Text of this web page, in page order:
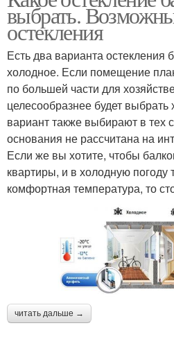
выбрать.
остекления
Есть два варианта остекления
холодное. Если помещение
по большей части для
целесообразнее будет
вариант также выбирают в тех
основания не рассчитана на
Если же вы хотите, чтобы
квартиры, и в холодную погоду
комфортная температура, то
читать дальше →